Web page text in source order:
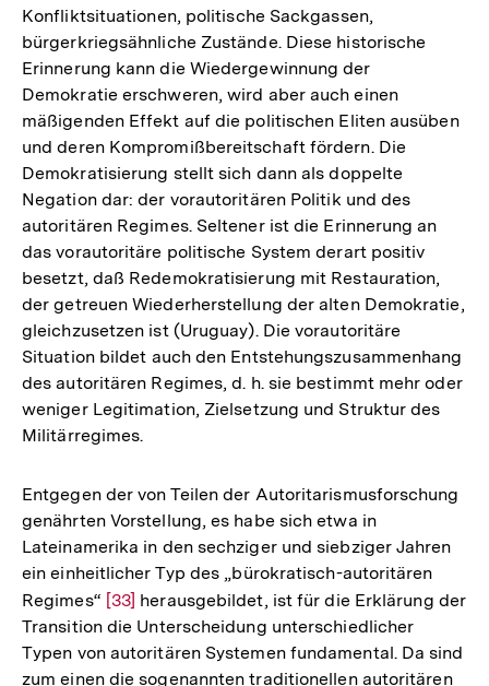
Konfliktsituationen, politische Sackgassen,
bürgerkriegsähnliche Zustände. Diese historische
Erinnerung kann die Wiedergewinnung der
Demokratie erschweren, wird aber auch einen
mäßigenden Effekt auf die politischen Eliten ausüben
und deren Kompromißbereitschaft fördern. Die
Demokratisierung stellt sich dann als doppelte
Negation dar: der vorautoritären Politik und des
autoritären Regimes. Seltener ist die Erinnerung an
das vorautoritäre politische System derart positiv
besetzt, daß Redemokratisierung mit Restauration,
der getreuen Wiederherstellung der alten Demokratie,
gleichzusetzen ist (Uruguay). Die vorautoritäre
Situation bildet auch den Entstehungszusammenhang
des autoritären Regimes, d. h. sie bestimmt mehr oder
weniger Legitimation, Zielsetzung und Struktur des
Militärregimes.
Entgegen der von Teilen der Autoritarismusforschung
genährten Vorstellung, es habe sich etwa in
Lateinamerika in den sechziger und siebziger Jahren
ein einheitlicher Typ des „bürokratisch-autoritären
Regimes“ Zur
Auflösung
der
Fußnote
[33] herausgebildet, ist für die Erklärung der
Transition die Unterscheidung unterschiedlicher
Typen von autoritären Systemen fundamental. Da sind
zum einen die sogenannten traditionellen autoritären